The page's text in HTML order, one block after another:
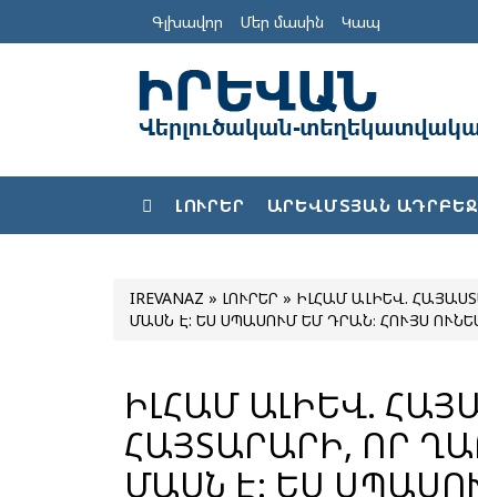
Գլխավոր Մեր մասին Կապ
ԼՈՒՐԵՐ ԱՐԵՎՄՏՅԱՆ
IREVANAZ » ԼՈՒՐԵՐ » ԻԼՀԱՄ ԱԼԻԵՎ. ՀԱՅԱՍՏԱՆԸ ՊԵՏՔ Է ՀԱՅՏԱՐԱՐԻ, ՈՐ ՂԱՐԱԲԱՂՆ ԱԴՐԲԵՋԱՆԻ
ՄԱՍՆ Է: ԵՍ ՍՊԱՍՈՒՄ ԵՄ ԴՐԱՆ։ ՀՈՒՅՍ
ԻԼՀԱՄ ԱԼԻԵՎ. ՀԱՅԱՍՏԱՆԸ ՊԵՏՔ Է
ՀԱՅՏԱՐԱՐԻ, ՈՐ
ՄԱՍՆ Է: ԵՍ